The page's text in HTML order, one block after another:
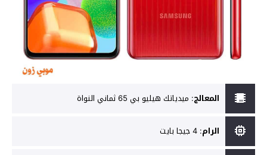
المعالج: ميدياتك هيليو بي 65 ثماني النواة
الرام: 4 جيجا بايت